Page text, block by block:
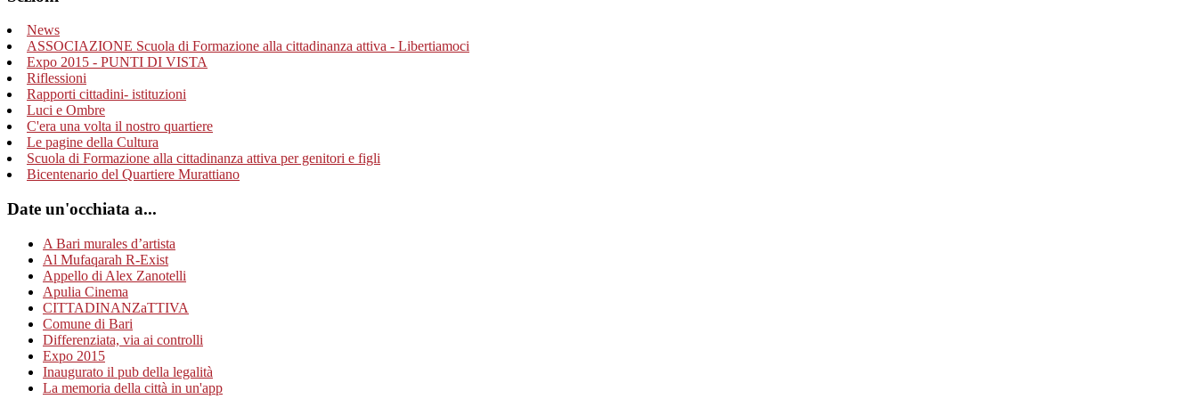
News
ASSOCIAZIONE Scuola di Formazione alla cittadinanza attiva - Libertiamoci
Expo 2015 - PUNTI DI VISTA
Riflessioni
Rapporti cittadini- istituzioni
Luci e Ombre
C'era una volta il nostro quartiere
Le pagine della Cultura
Scuola di Formazione alla cittadinanza attiva per genitori e figli
Bicentenario del Quartiere Murattiano
Date un'occhiata a...
A Bari murales d’artista
Al Mufaqarah R-Exist
Appello di Alex Zanotelli
Apulia Cinema
CITTADINANZaTTIVA
Comune di Bari
Differenziata, via ai controlli
Expo 2015
Inaugurato il pub della legalità
La memoria della città in un'app